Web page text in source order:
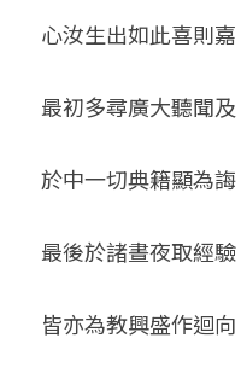
心汝生出如此喜則嘉
最初多尋廣大聽聞及
於中一切典籍顯為誨
最後於諸晝夜取經驗
皆亦為教興盛作迴向